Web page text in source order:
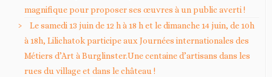
magnifique pour proposer ses œuvres à un public averti !
Le samedi 13 juin de 12 h à 18 h et le dimanche 14 juin, de 10h
à 18h, Lilichatok participe aux Journées internationales des
Métiers d’Art à Burglinster.Une centaine d’artisans dans les
rues du village et dans le château !